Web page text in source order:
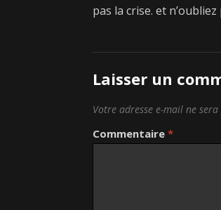
pas la crise. et
Laisser un
Votre adresse e-mail ne
Commentaire *